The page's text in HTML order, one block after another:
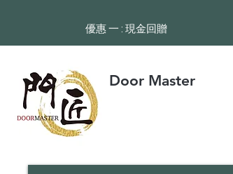
​優惠 一 : 現金回贈
Door Master